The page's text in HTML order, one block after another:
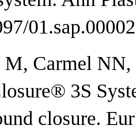
M, Carmel
3S
closure.